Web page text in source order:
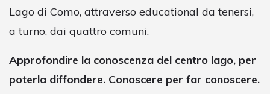
Lago di Como, attraverso educational da tenersi,
a turno, dai quattro comuni.
Approfondire la conoscenza del centro lago, per
poterla diffondere. Conoscere per far conoscere.